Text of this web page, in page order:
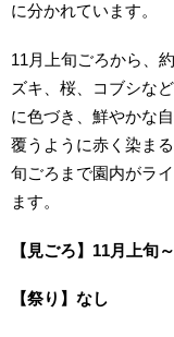
に分かれています。
11月上旬ごろから、
ズキ、桜、コブシな
に色づき、鮮やかな
覆うように赤く染ま
旬ごろまで園内がラ
ます。
【見ごろ】11月上旬
【祭り】なし